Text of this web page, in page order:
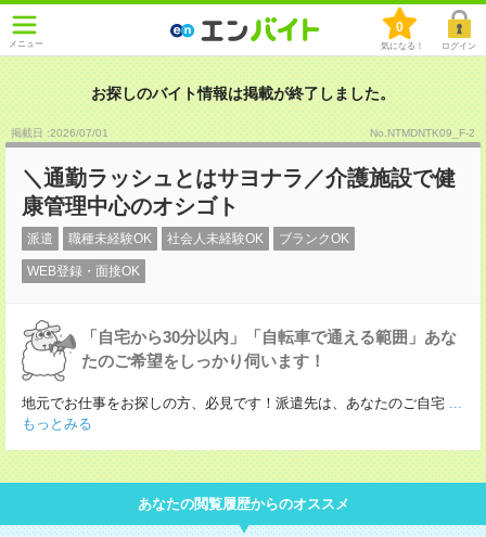
メニュー
0
気になる！ ログイン
お探しのバイト情報は掲載が終了しました。
掲載日 :2026/07/01 No.NTMDNTK09_F-2
＼通勤ラッシュとはサヨナラ／介護施設で健
康管理中心のオシゴト
派遣 職種未経験OK 社会人未経験OK ブランクOK
WEB登録・面接OK
「自宅から30分以内」「自転車で通える範囲」あな
たのご希望をしっかり伺います！
地元でお仕事をお探しの方、必見です！派遣先は、あなたのご自宅 ...
もっとみる
あなたの閲覧履歴からのオススメ